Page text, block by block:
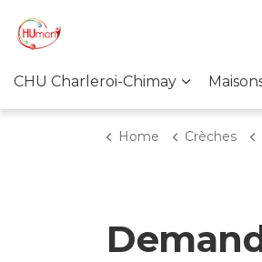
CHU Charleroi-Chimay
Home Crèches